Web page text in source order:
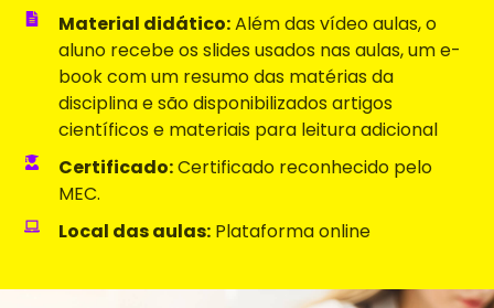
Material didático:Além das vídeo aulas, o
aluno recebe os slides usados nas aulas, um e-
book com um resumo das matérias da
disciplina e são disponibilizados artigos
científicos e materiais para leitura adicional
Certificado:Certificado reconhecido pelo
MEC.
Local das aulas:Plataforma online